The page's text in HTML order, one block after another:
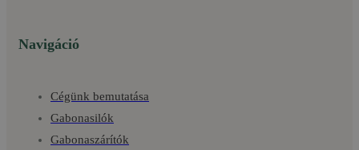
Navigáció
Cégünk bemutatása
Gabonasilók
Gabonaszárítók